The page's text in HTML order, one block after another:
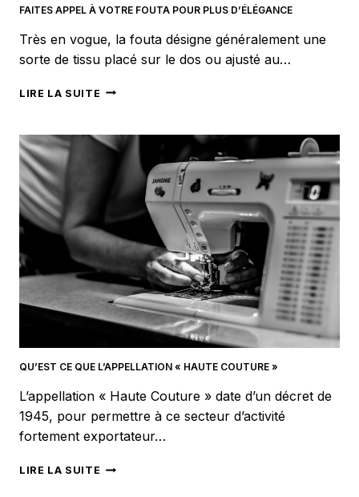
FAITES APPEL À VOTRE FOUTA POUR PLUS D’ÉLÉGANCE
Très en vogue, la fouta désigne généralement une
sorte de tissu placé sur le dos ou ajusté au…
LIRE LA SUITE FAITES
VOTRE
FOUTA
D’ÉLÉGANCE
QU’EST CE QUE L’APPELLATION « HAUTE COUTURE »
L’appellation « Haute Couture » date d’un décret de
1945, pour permettre à ce secteur d’activité
fortement exportateur…
LIRE LA SUITE QU’EST